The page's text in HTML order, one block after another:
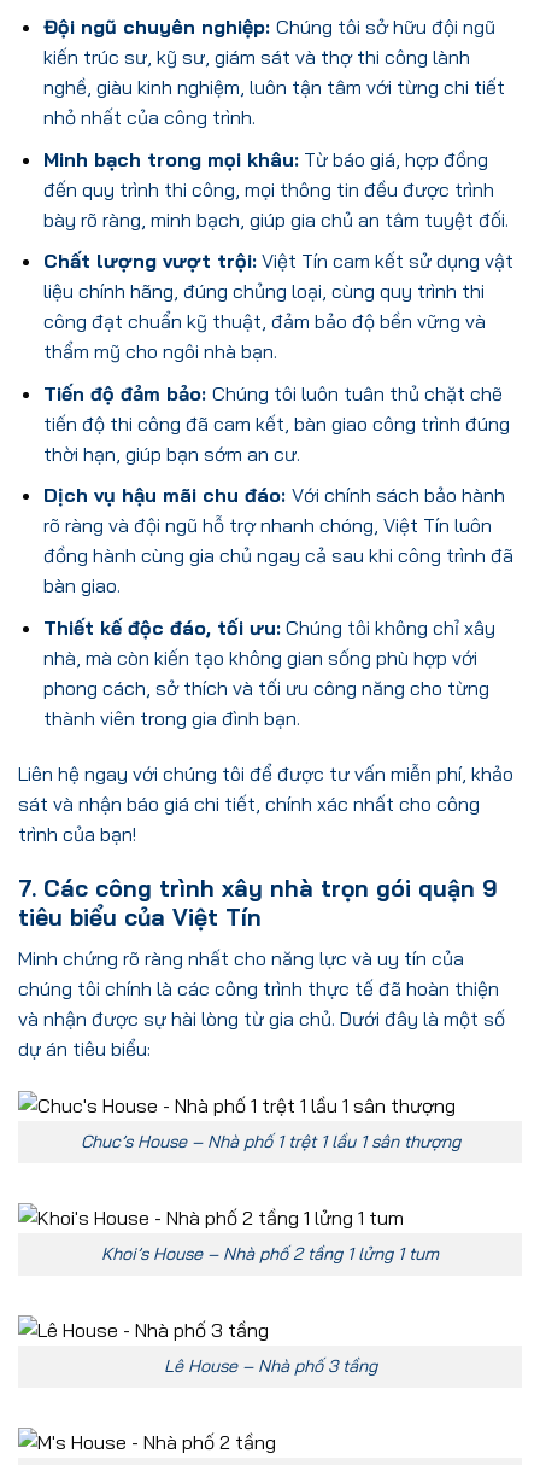
Đội ngũ chuyên nghiệp: Chúng tôi sở hữu đội ngũ
kiến trúc sư, kỹ sư, giám sát và thợ thi công lành
nghề, giàu kinh nghiệm, luôn tận tâm với từng chi tiết
nhỏ nhất của công trình.
Minh bạch trong mọi khâu:Từ báo giá, hợp đồng
đến quy trình thi công, mọi thông tin đều được trình
bày rõ ràng, minh bạch, giúp gia chủ an tâm tuyệt đối.
Chất lượng vượt trội:Việt Tín cam kết sử dụng vật
liệu chính hãng, đúng chủng loại, cùng quy trình thi
công đạt chuẩn kỹ thuật, đảm bảo độ bền vững và
thẩm mỹ cho ngôi nhà bạn.
Tiến độ đảm bảo: Chúng tôi luôn tuân thủ chặt chẽ
tiến độ thi công đã cam kết, bàn giao công trình đúng
thời hạn, giúp bạn sớm an cư.
Dịch vụ hậu mãi chu đáo: Với chính sách bảo hành
rõ ràng và đội ngũ hỗ trợ nhanh chóng, Việt Tín luôn
đồng hành cùng gia chủ ngay cả sau khi công trình đã
bàn giao.
Thiết kế độc đáo, tối ưu:Chúng tôi không chỉ xây
nhà, mà còn kiến tạo không gian sống phù hợp với
phong cách, sở thích và tối ưu công năng cho từng
thành viên trong gia đình bạn.
Liên hệ ngay với chúng tôi để được tư vấn miễn phí, khảo
sát và nhận báo giá chi tiết, chính xác nhất cho công
trình của bạn!
7. Các công trình xây nhà trọn gói quận 9
tiêu biểu của Việt Tín
Minh chứng rõ ràng nhất cho năng lực và uy tín của
chúng tôi chính là các công trình thực tế đã hoàn thiện
và nhận được sự hài lòng từ gia chủ. Dưới đây là một số
dự án tiêu biểu:
Chuc’s House – Nhà phố 1 trệt 1 lầu 1 sân thượng
Khoi’s House – Nhà phố 2 tầng 1 lửng 1 tum
Lê House – Nhà phố 3 tầng